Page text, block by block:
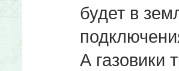
будет в
А газовики